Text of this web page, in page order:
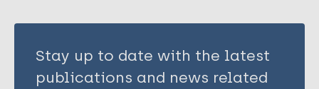
Stay up to date with the latest
publications and news related